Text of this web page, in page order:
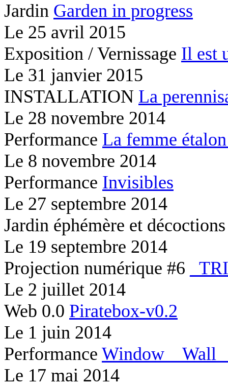
Jardin Garden in progress
Le 25 avril 2015
Exposition / Vernissage Il est
Le 31 janvier 2015
INSTALLATION La
Le 28 novembre 2014
Performance La femme
Le 8 novembre 2014
Performance Invisibles
Le 27 septembre 2014
Jardin éphémère et
Le 19 septembre 2014
Projection numérique #6
Le 2 juillet 2014
Web 0.0 Piratebox-v0.2
Le 1 juin 2014
Performance Window
Le 17 mai 2014